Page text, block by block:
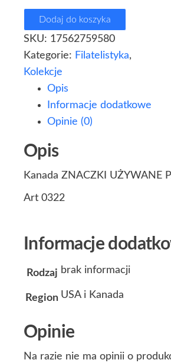
Dodaj do koszyka
SKU: 17562759580
Kategorie: Filatelistyka,
Kolekcje
Opis
Informacje dodatkowe
Opinie (0)
Opis
Kanada ZNACZKI UŻYWANE
Art 0322
Informacje
Rodzaj brak informacji
Region USA i Kanada
Opinie
Na razie nie ma opinii o